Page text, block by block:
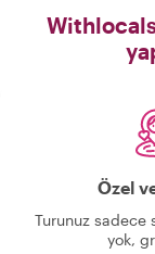
Özel
Turunuz sadece
yok,